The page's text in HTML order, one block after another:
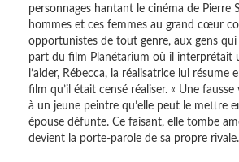
personnages hantant le cinéma de Pierre
hommes et ces femmes au grand cœur
opportunistes de tout genre, aux gens qui
part du film Planétarium où il interprétait
l’aider, Rébecca, la réalisatrice lui résume
film qu’il était censé réaliser. « Une
à un jeune peintre qu’elle peut le mettre
épouse défunte. Ce faisant, elle tombe
devient la porte-parole de sa propre